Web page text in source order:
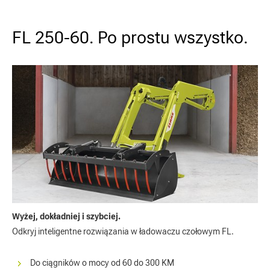
FL 250-60. Po prostu wszystko.
Wyżej, dokładniej i szybciej.
Odkryj inteligentne rozwiązania w ładowaczu czołowym FL.
Do ciągników o mocy od 60 do 300 KM